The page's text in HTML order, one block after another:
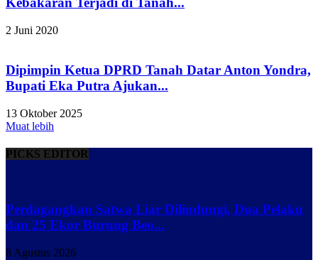
2 Juni 2020
Dipimpin Ketua DPRD Tanah Datar Anton Yondra,
Bupati Eka Putra Ajukan...
13 Oktober 2025
Muat lebih
PICKS EDITOR
Perdagangkan Satwa Liar Dilindungi, Dua Pelaku
dan 25 Ekor Burung Beo...
8 Agustus 2026